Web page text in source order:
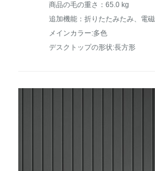
商品の毛の重さ：65.0 kg
メインカラー:多色
デスクトップの形状:長方形